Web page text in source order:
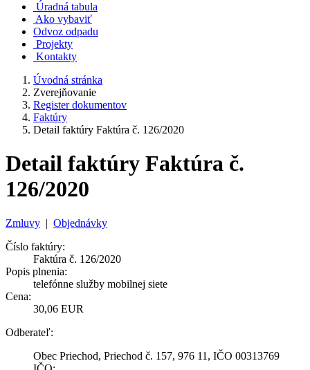
Úradná tabula
Ako vybaviť
Odvoz odpadu
Projekty
Kontakty
Úvodná stránka
Zverejňovanie
Register dokumentov
Faktúry
Detail faktúry Faktúra č. 126/2020
Detail faktúry Faktúra č.
126/2020
Zmluvy | Objednávky
Číslo faktúry:
Faktúra č. 126/2020
Popis plnenia:
telefónne služby mobilnej siete
Cena:
30,06 EUR
Odberateľ:
Obec Priechod, Priechod č. 157, 976 11, IČO 00313769